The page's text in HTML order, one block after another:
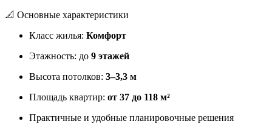
📐 Основные характеристики
Класс жилья: Комфорт
Этажность: до 9 этажей
Высота потолков: 3–3,3 м
Площадь квартир: от 37 до 118 м²
Практичные и удобные планировочные решения